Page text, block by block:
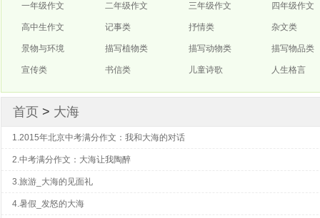
一年级作文 二年级作文 三年级作文 四年级作文
高中生作文 记事类 抒情类 杂文类
景物与环境 描写植物类 描写动物类 描写物品类
宣传类 书信类 儿童诗歌 人生格言
首页 > 大海
1.2015年北京中考满分作文：我和大海的对话
2.中考满分作文：大海让我陶醉
3.旅游_大海的见面礼
4.暑假_发怒的大海